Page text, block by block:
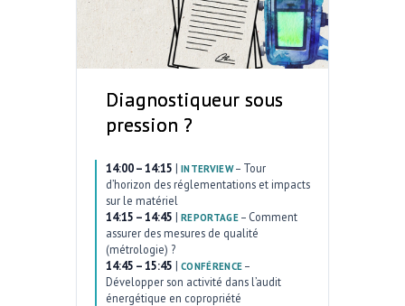
Diagnostiqueur sous
pression ?
14:00 – 14:15 | INTERVIEW– Tour
d’horizon des réglementations et impacts
sur le matériel
14:15 – 14:45 | REPORTAGE– Comment
assurer des mesures de qualité
(métrologie) ?
14:45 – 15:45 | CONFÉRENCE –
Développer son activité dans l’audit
énergétique en copropriété